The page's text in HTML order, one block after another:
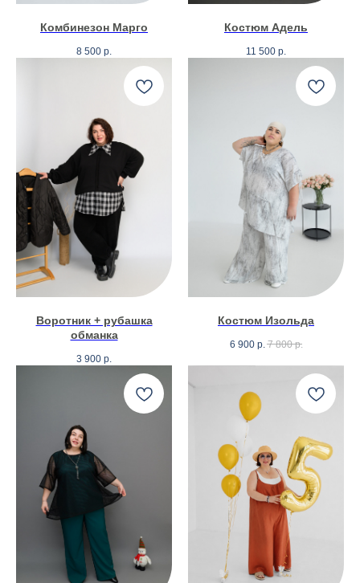
Комбинезон Марго
8 500 р.
Костюм Адель
11 500 р.
Воротник + рубашка
обманка
3 900 р.
Костюм Изольда
6 900 р. 7 800 р.